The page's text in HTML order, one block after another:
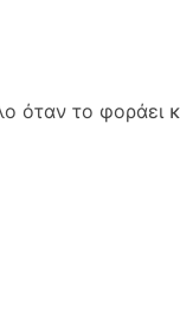
όταν το φοράει